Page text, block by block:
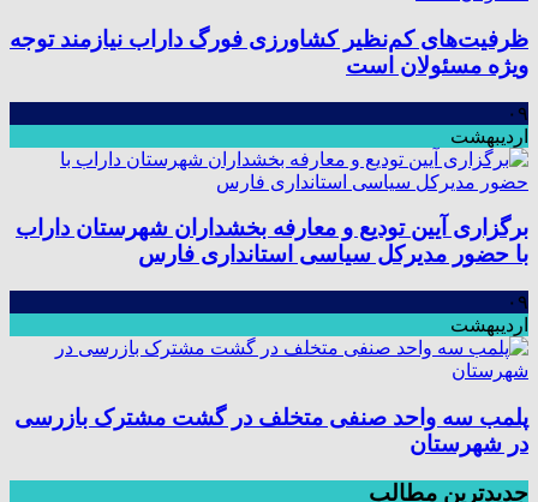
ظرفیت‌های کم‌نظیر کشاورزی فورگ داراب نیازمند توجه
ویژه مسئولان است
۰۹
اردیبهشت
برگزاری آیین تودیع و معارفه بخشداران شهرستان داراب
با حضور مدیرکل سیاسی استانداری فارس
۰۹
اردیبهشت
پلمب سه واحد صنفی متخلف در گشت مشترک بازرسی
در شهرستان
جدیدترین مطالب